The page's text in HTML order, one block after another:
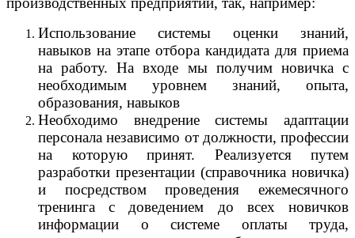
Использование системы оценки знаний,
навыков на этапе отбора кандидата для приема
на работу. На входе мы получим новичка с
необходимым уровнем знаний, опыта,
образования, навыков
Необходимо внедрение системы адаптации
персонала независимо от должности, профессии
на которую принят. Реализуется путем
разработки презентации (справочника новичка)
и посредством проведения ежемесячного
тренинга с доведением до всех новичков
информации о системе оплаты труда,